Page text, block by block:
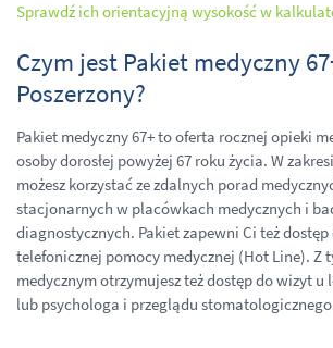
Sprawdź ich orientacyjną wysokość w
Czym jest Pakiet medyczny
Poszerzony?
Pakiet medyczny 67+ to oferta rocznej opieki
osoby dorosłej powyżej 67 roku życia. W
możesz korzystać ze zdalnych porad
stacjonarnych w placówkach medycznych i
diagnostycznych. Pakiet zapewni Ci też dostęp
telefonicznej pomocy medycznej (Hot Line). Z
medycznym otrzymujesz też dostęp do wizyt u
lub psychologa i przeglądu